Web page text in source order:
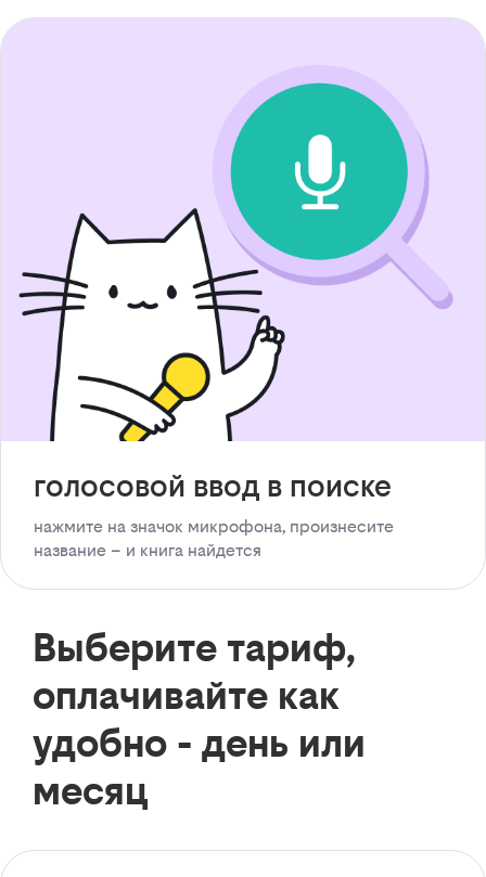
голосовой ввод в поиске
нажмите на значок микрофона, произнесите
название – и книга найдется
Выберите тариф,
оплачивайте как
удобно - день или
месяц